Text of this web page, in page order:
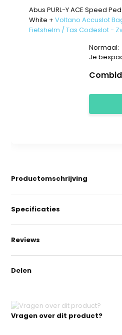
Abus PURL-Y ACE Speed
White + Voltano Accuslot
Fietshelm / Tas Codeslot -
Normaal:
Je
Vragen over dit product?
Productomschrijving
Specificaties
Reviews
Delen